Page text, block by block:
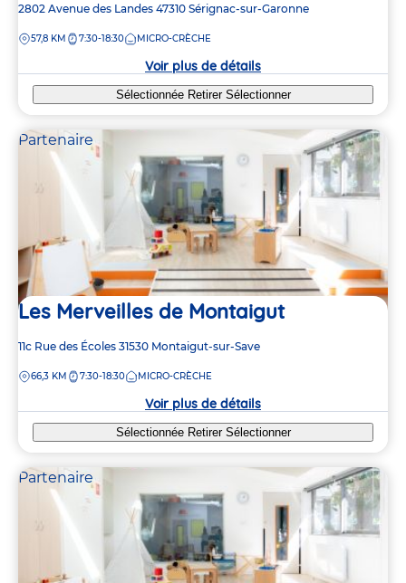
Adresse
la
2802 Avenue des Landes 47310 Sérignac-sur-Garonne
DISTANCE
57,8 KM 7:30-18:30 MICRO-CRÈCHE
Voir plus de détails
Sélectionnée Retirer Sélectionner
Partenaire
Les Merveilles de Montaigut
Adresse
la
11c Rue des Écoles 31530 Montaigut-sur-Save
DISTANCE
66,3 KM 7:30-18:30 MICRO-CRÈCHE
Voir plus de détails
Sélectionnée Retirer Sélectionner
Partenaire